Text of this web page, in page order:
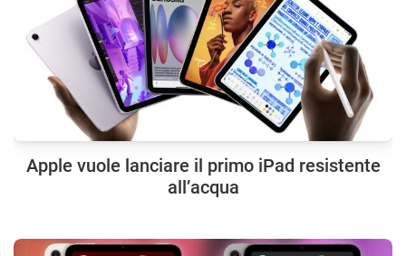
Apple vuole lanciare il primo iPad resistente
all’acqua